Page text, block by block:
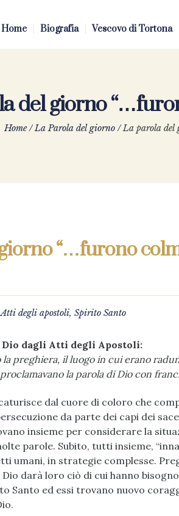
Home Biografia Vescovo di Tortona
del giorno
Home /La Parola del giorno /La parola del
“…furono
Atti degli apostoli, Spirito Santo
dagli Atti degli Apostoli:
la preghiera, il luogo in cui erano
la parola di Dio con
dal cuore di coloro che
da parte dei capi dei
insieme per considerare la
parole. Subito, tutti insieme,
umani, in strategie complesse.
darà loro ciò di cui hanno
Santo ed essi trovano nuovo